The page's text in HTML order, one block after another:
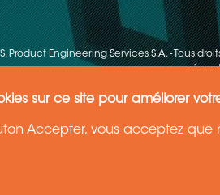
sur ce site pour améliorer
Accepter, vous acceptez que
Product Engineering Services S.A. - Tous